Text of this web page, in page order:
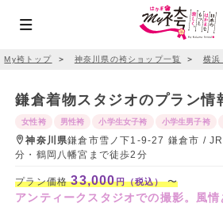
My袴トップ ＞ 神奈川県の袴ショップ一覧 ＞ 横浜
鎌倉着物スタジオのプラン情
女性袴 男性袴 小学生女子袴 小学生男子袴
神奈川県鎌倉市雪ノ下1-9-27 鎌倉市 /
分・鶴岡八幡宮まで徒歩2分
プラン価格33,000円（税込）〜
アンティークスタジオでの撮影。風